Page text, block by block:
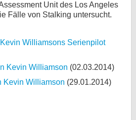
Unit des Los Angeles
Fälle von Stalking untersucht.
Williamsons Serienpilot
Kevin Williamson (02.03.2014)
Kevin Williamson (29.01.2014)